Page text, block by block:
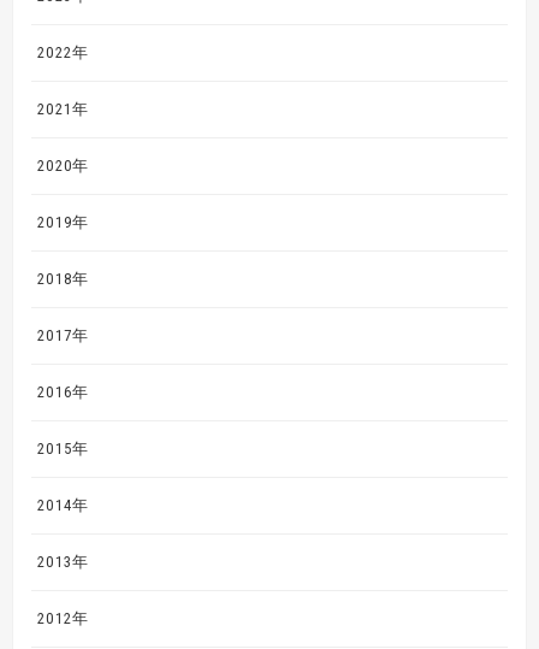
2022年
2021年
2020年
2019年
2018年
2017年
2016年
2015年
2014年
2013年
2012年